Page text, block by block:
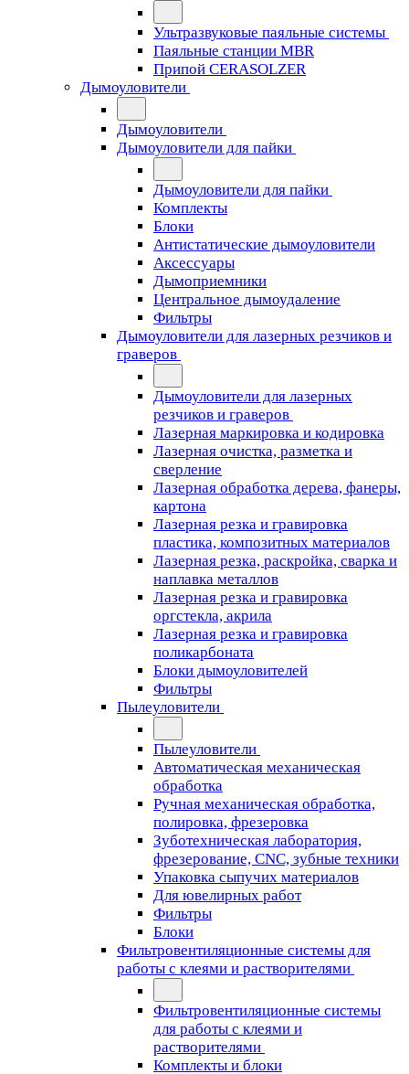
Ультразвуковые паяльные системы
Паяльные станции MBR
Припой CERASOLZER
Дымоуловители
Дымоуловители
Дымоуловители для пайки
Дымоуловители для пайки
Комплекты
Блоки
Антистатические дымоуловители
Аксессуары
Дымоприемники
Центральное дымоудаление
Фильтры
Дымоуловители для лазерных резчиков и
граверов
Дымоуловители для лазерных
резчиков и граверов
Лазерная маркировка и кодировка
Лазерная очистка, разметка и
сверление
Лазерная обработка дерева, фанеры,
картона
Лазерная резка и гравировка
пластика, композитных материалов
Лазерная резка, раскройка, сварка и
наплавка металлов
Лазерная резка и гравировка
оргстекла, акрила
Лазерная резка и гравировка
поликарбоната
Блоки дымоуловителей
Фильтры
Пылеуловители
Пылеуловители
Автоматическая механическая
обработка
Ручная механическая обработка,
полировка, фрезеровка
Зуботехническая лаборатория,
фрезерование, CNC, зубные техники
Упаковка сыпучих материалов
Для ювелирных работ
Фильтры
Блоки
Фильтровентиляционные системы для
работы с клеями и растворителями
Фильтровентиляционные системы
для работы с клеями и
растворителями
Комплекты и блоки